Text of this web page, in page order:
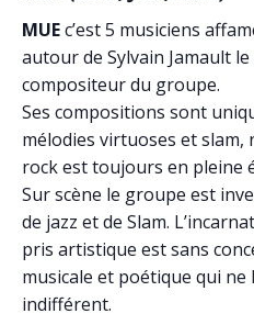
MUEc’est 5 musiciens
autour de Sylvain Jamault
compositeur du groupe.
Ses compositions sont
mélodies virtuoses et
rock est toujours en pleine
Sur scène le groupe est
de jazz et de Slam.
pris artistique est sans
musicale et poétique qui ne
indifférent.